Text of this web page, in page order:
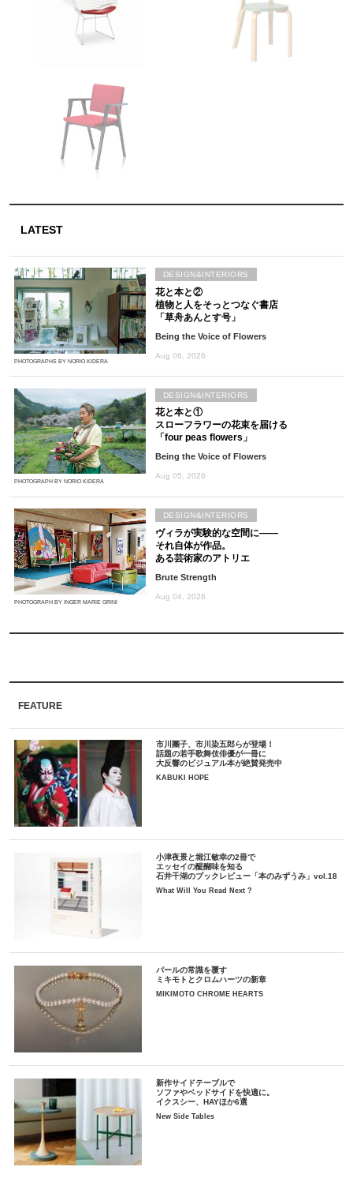
LATEST
PHOTOGRAPHS BY NORIO KIDERA
花と本と②
植物と人をそっとつなぐ書店
「草舟あんとす号」
Being the Voice of Flowers
Aug 06, 2026
DESIGN&INTERIORS
PHOTOGRAPH BY NORIO KIDERA
花と本と①
スローフラワーの花束を届ける
「four peas flowers」
Being the Voice of Flowers
Aug 05, 2026
DESIGN&INTERIORS
PHOTOGRAPH BY INGER MARIE GRINI
ヴィラが実験的な空間に――
それ自体が作品。
ある芸術家のアトリエ
Brute Strength
Aug 04, 2026
DESIGN&INTERIORS
FEATURE
市川團子、市川染五郎らが登場！
話題の若手歌舞伎俳優が一冊に
大反響のビジュアル本が絶賛発売中
KABUKI HOPE
小津夜景と堀江敏幸の2冊で
エッセイの醍醐味を知る
石井千湖のブックレビュー「本のみずうみ」vol.18
What Will You Read Next ?
パールの常識を覆す
ミキモトとクロムハーツの新章
MIKIMOTO CHROME HEARTS
新作サイドテーブルで
ソファやベッドサイドを快適に。
イクスシー、HAYほか6選
New Side Tables